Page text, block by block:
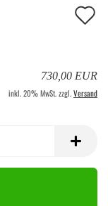
730,00 EUR
inkl. 20% MwSt. zzgl.Versand